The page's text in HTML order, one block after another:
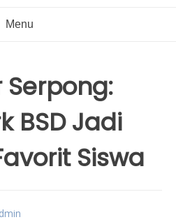
Menu
Serpong:
BSD Jadi
Siswa